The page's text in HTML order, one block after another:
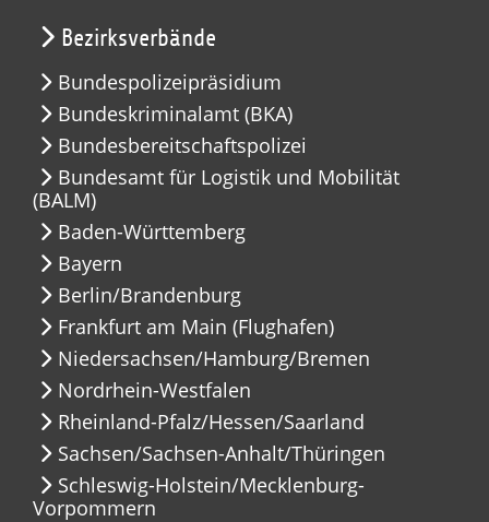
Bezirksverbände
Bundespolizeipräsidium
Bundeskriminalamt (BKA)
Bundesbereitschaftspolizei
Bundesamt für Logistik und Mobilität
(BALM)
Baden-Württemberg
Bayern
Berlin/Brandenburg
Frankfurt am Main (Flughafen)
Niedersachsen/Hamburg/Bremen
Nordrhein-Westfalen
Rheinland-Pfalz/Hessen/Saarland
Sachsen/Sachsen-Anhalt/Thüringen
Schleswig-Holstein/Mecklenburg-
Vorpommern